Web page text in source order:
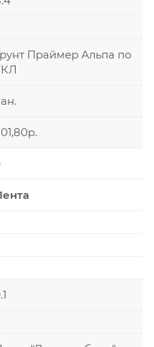
Праймер Альпа по